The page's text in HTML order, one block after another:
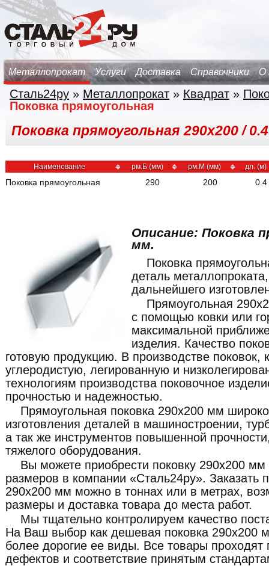
Металлопрокат Услуги Доставка Справочники О
Сталь24ру » Металлопрокат » Квадрат »
Поковка прямоугольная
Поковка прямоугольная 290х200 /
Наименование рм.Б (мм) рм.М (мм) дл. (м)
Поковка прямоугольная 290 200 0.4
Описание: Поковка
мм.
Поковка
деталь
дальнейшего
Прямоугольная
с помощью ковки или
максимальной
изделия. Качество
готовую продукцию. В производстве поковок,
углеродистую, легированную и
технологиям производства поковочное
прочностью и надежностью.
Прямоугольная поковка 290x200 мм
изготовления деталей в машиностроении,
а так же инструментов повышенной
тяжелого оборудования.
Вы можете приобрести поковку 290x200
размеров в компании «Сталь24ру». Заказать
290x200 мм можно в тоннах или в метрах,
размеры и доставка товара до места работ.
Мы тщательно контролируем качество
На Ваш выбор как дешевая поковка 290x200
более дорогие ее виды. Все товары проходят
дефектов и соответствие принятым